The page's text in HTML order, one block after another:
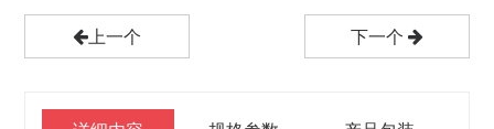
上一个 下一个